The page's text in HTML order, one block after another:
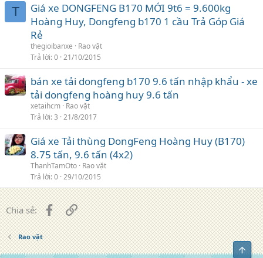
T
Giá xe DONGFENG B170 MỚI 9t6 = 9.600kg
Hoàng Huy, Dongfeng b170 1 cầu Trả Góp Giá
Rẻ
thegioibanxe
Rao vặt
Trả lời 0 21/10/2015
bán xe tải dongfeng b170 9.6 tấn nhập khẩu - xe
tải dongfeng hoàng huy 9.6 tấn
xetaihcm Rao vặt
Trả lời 3 21/8/2017
Giá xe Tải thùng DongFeng Hoàng Huy (B170)
8.75 tấn, 9.6 tấn (4x2)
ThanhTamOto Rao vặt
Trả lời 0 29/10/2015
Chia sẻ: FacebookLiên kết
Rao vặt
Top